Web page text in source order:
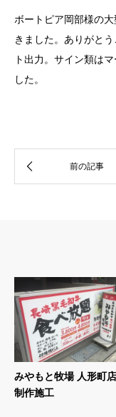
ボートピア岡部様の
きました。ありがと
ト出力。サイン類は
した。
みやもと牧場 人形町
制作施工